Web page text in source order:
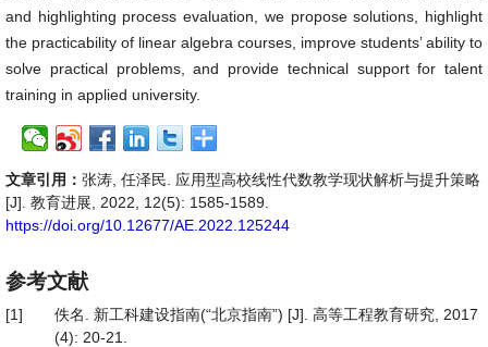
and highlighting process evaluation, we propose solutions, highlight
the practicability of linear algebra courses, improve students’ ability to
solve practical problems, and provide technical support for talent
training in applied university.
文章引用： 张涛, 任泽民. 应用型高校线性代数教学现状解析与提升策略
[J]. 教育进展, 2022, 12(5): 1585-1589.
https://doi.org/10.12677/AE.2022.125244
参考文献
[1]
佚名. 新工科建设指南(“北京指南”) [J]. 高等工程教育研究, 2017
(4): 20-21.